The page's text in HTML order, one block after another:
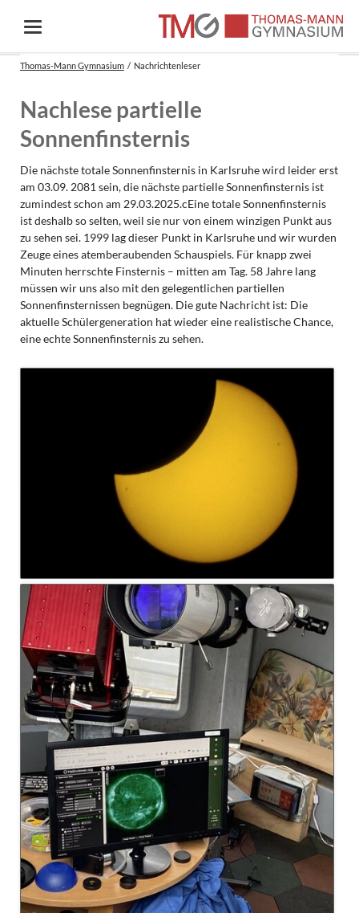
Thomas-Mann Gymnasium Nachrichtenleser
Nachlese partielle
Sonnenfinsternis
Die nächste totale Sonnenfinsternis in Karlsruhe wird leider erst
am 03.09. 2081 sein, die nächste partielle Sonnenfinsternis ist
zumindest schon am 29.03.2025.cEine totale Sonnenfinsternis
ist deshalb so selten, weil sie nur von einem winzigen Punkt aus
zu sehen sei. 1999 lag dieser Punkt in Karlsruhe und wir wurden
Zeuge eines atemberaubenden Schauspiels. Für knapp zwei
Minuten herrschte Finsternis – mitten am Tag. 58 Jahre lang
müssen wir uns also mit den gelegentlichen partiellen
Sonnenfinsternissen begnügen. Die gute Nachricht ist: Die
aktuelle Schülergeneration hat wieder eine realistische Chance,
eine echte Sonnenfinsternis zu sehen.